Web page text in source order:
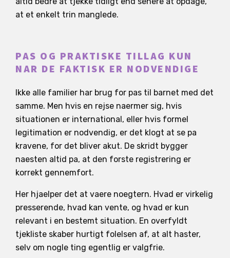
at et enkelt trin manglede.
PAS OG PRAKTISKE TILLAG KUN
NAR DE FAKTISK ER NODVENDIGE
Ikke alle familier har brug for pas til barnet med det
samme. Men hvis en rejse naermer sig, hvis
situationen er international, eller hvis formel
legitimation er nodvendig, er det klogt at se pa
kravene, for det bliver akut. De skridt bygger
naesten altid pa, at den forste registrering er
korrekt gennemfort.
Her hjaelper det at vaere noegtern. Hvad er virkelig
presserende, hvad kan vente, og hvad er kun
relevant i en bestemt situation. En overfyldt
tjekliste skaber hurtigt folelsen af, at alt haster,
selv om nogle ting egentlig er valgfrie.